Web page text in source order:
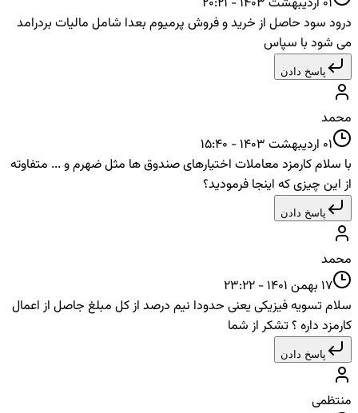
درود سود حاصل از خرید و فروش پرمیوم بعدا شامل مالیات بردرامد
می شود با سپاس
پاسخ دادن
محمد
01 اردیبهشت 1403 - 15:40
با سلام کارمزد معاملات اختیارهای صندوق ها مثل ضهرم و ... متفاوته
از این چیزی که اینجا فرمودید؟
پاسخ دادن
محمد
17 بهمن 1401 - 23:22
سلام تسویه فیزیکی یعنی حدودا نیم درصد از کل مبلغ جاصل از اعمال
کارمزد داره ؟ تشکر از شما
پاسخ دادن
منتظمی